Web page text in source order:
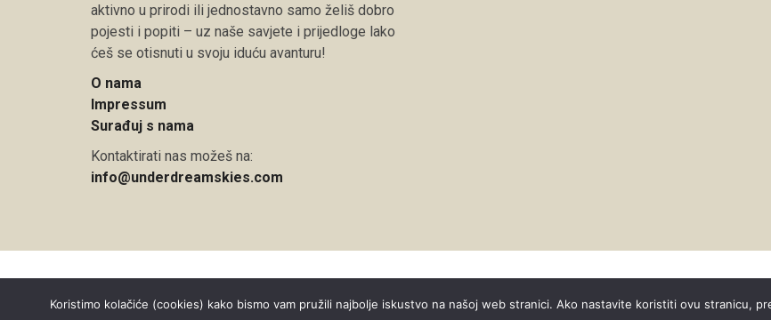
aktivno u prirodi ili jednostavno samo želiš dobro
pojesti i popiti – uz naše savjete i prijedloge lako
ćeš se otisnuti u svoju iduću avanturu!
O nama
Impressum
Surađuj s nama
Kontaktirati nas možeš na:
info@underdreamskies.com
Koristimo kolačiće (cookies) kako bismo vam pružili najbolje iskustvo na našoj web stranici. Ako nastavite koristiti ovu stranicu,